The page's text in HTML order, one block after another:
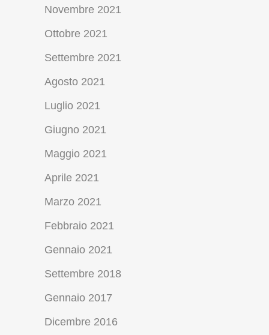
Novembre 2021
Ottobre 2021
Settembre 2021
Agosto 2021
Luglio 2021
Giugno 2021
Maggio 2021
Aprile 2021
Marzo 2021
Febbraio 2021
Gennaio 2021
Settembre 2018
Gennaio 2017
Dicembre 2016